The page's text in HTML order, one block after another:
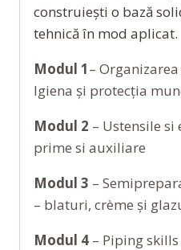
construiești o bază
tehnică în mod aplicat.
Modul 1–
Igiena și protecția
Modul 2 – Ustensile
prime si auxiliare
Modul 3 –
– blaturi, crème și
Modul 4 – Piping